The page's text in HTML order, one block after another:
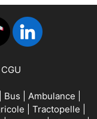
CGU
Bus Ambulance
Tractopelle